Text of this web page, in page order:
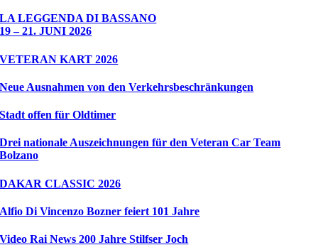
LA LEGGENDA DI BASSANO
19 – 21. JUNI 2026
VETERAN KART 2026
Neue Ausnahmen von den Verkehrsbeschränkungen
Stadt offen für Oldtimer
Drei nationale Auszeichnungen für den Veteran Car Team
Bolzano
DAKAR CLASSIC 2026
Alfio Di Vincenzo Bozner feiert 101 Jahre
Video Rai News 200 Jahre Stilfser Joch